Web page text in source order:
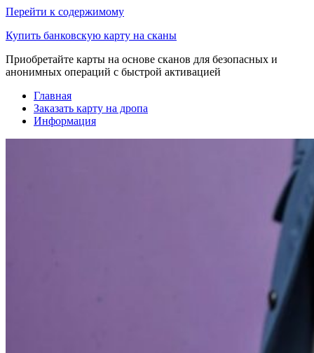
Перейти к содержимому
Купить банковскую карту на сканы
Приобретайте карты на основе сканов для безопасных и
анонимных операций с быстрой активацией
Главная
Заказать карту на дропа
Информация